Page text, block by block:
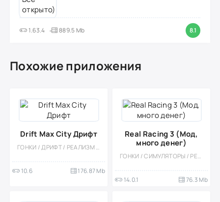
1.63.4 889.5 Mb 8.1
Похожие приложения
Drift Max City Дрифт
ГОНКИ / ДРИФТ / РЕАЛИЗМ / СИМУЛЯТОРЫ / 3D / МОД / ОДНОПОЛЬЗОВАТЕЛЬСКИЕ / ОФЛАЙН / ЭКСТРЕМАЛЬНАЯ ЕЗДА / СТИЛИЗАЦИЯ
10.6 176.87 Mb
Real Racing 3 (Мод,
много денег)
ГОНКИ / СИМУЛЯТОРЫ / РЕАЛИЗМ / ФИЗИКА / 3D / ОДНОПОЛЬЗОВАТЕЛЬСКИЕ / ОФЛАЙН / МОД / МАЛЕНЬКАЯ
14.0.1 76.3 Mb